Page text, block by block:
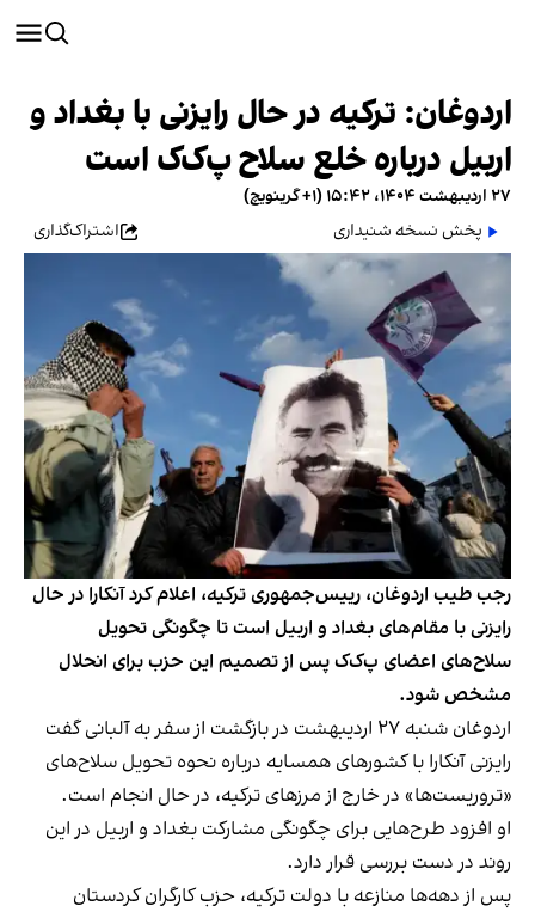
اردوغان: ترکیه در حال رایزنی با بغداد و
اربیل درباره خلع سلاح پ‌ک‌ک است
۲۷ اردیبهشت ۱۴۰۴، ۱۵:۴۲ (‎+۱ گرینویچ)
پخش نسخه شنیداری
اشتراک‌گذاری
رجب طیب اردوغان، رییس‌جمهوری ترکیه، اعلام کرد آنکارا در حال
رایزنی با مقام‌های بغداد و اربیل است تا چگونگی تحویل
سلاح‌های اعضای پ‌ک‌ک پس از تصمیم این حزب برای انحلال
مشخص شود.
اردوغان شنبه ۲۷ اردیبهشت در بازگشت از سفر به آلبانی گفت
رایزنی آنکارا با کشورهای همسایه درباره نحوه تحویل سلاح‌های
«تروریست‌ها» در خارج از مرزهای ترکیه، در حال انجام است.
او افزود طرح‌هایی برای چگونگی مشارکت بغداد و اربیل در این
روند در دست بررسی قرار دارد.
پس از دهه‌ها منازعه با دولت ترکیه، حزب کارگران کردستان